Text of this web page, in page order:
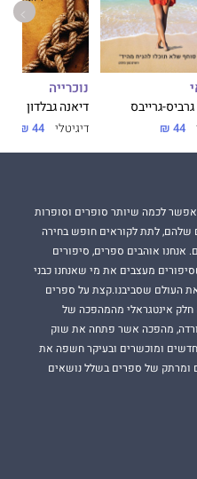
גרייבס
44 ₪
נוכרייה
דיאנה גבלדון
דיגיטלי 44 ₪
לכמה שיותר סופרים וסופרות
שלהם, לתת לקוראים חופש בחירה
אוהבים ספרים, סיפורים
מעצבים את מי שאנחנו כבני
העולם שסביבנו.קצת על ספרים
חלק אינטגראלי מהמהפכה של
מהפכה אשר פתחה את שוק
ומוכשרים ובעיקר חשפה את
ומרתק של ספרים בשלל נושאים